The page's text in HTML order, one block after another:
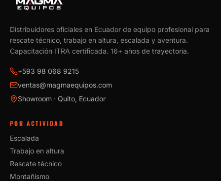
Distribuidores oficiales en Ecuador de equipo profesional para
rescate técnico, trabajo en altura, escalada y aventura.
Capacitación ITRA certificada. 16+ años de trayectoria.
+593 98 068 9215
ventas@magmaequipos.com
Showroom · Quito, Ecuador
POR ACTIVIDAD
Escalada
Trabajo en altura
Rescate técnico
Montañismo